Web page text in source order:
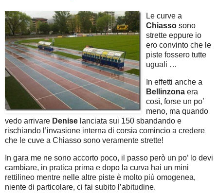
Le curve a
Chiasso sono
strette eppure io
ero convinto che le
piste fossero tutte
uguali …
In effetti anche a
Bellinzona era
così, forse un po’
meno, ma quando
vedo arrivare Denise lanciata sui 150 sbandando e
rischiando l’invasione interna di corsia comincio a credere
che le cuve a Chiasso sono veramente strette!
In gara me ne sono accorto poco, il passo però un po’ lo devi
cambiare, in pratica prima e dopo la curva hai un mini
rettilineo mentre nelle altre piste è molto più omogenea,
niente di particolare, ci fai subito l’abitudine.